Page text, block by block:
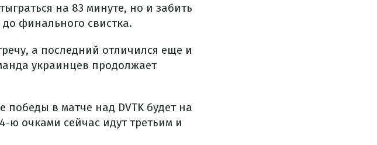
на 83 минуте, но и забить
финального свистка.
а последний отличился еще и
украинцев продолжает
в матче над DVTK будет на
ю очками сейчас идут третьим и